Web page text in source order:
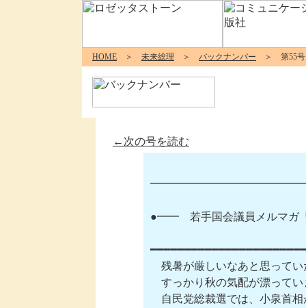
HOME ＞ 未来総理 ＞ バックナンバー ＞ 第55号
←次の号を読む
●━━　若手国会議員メルマ
残暑が厳しいなあと思ってい
すっかり秋の気配が漂ってい
自民党総裁選では、小泉首相